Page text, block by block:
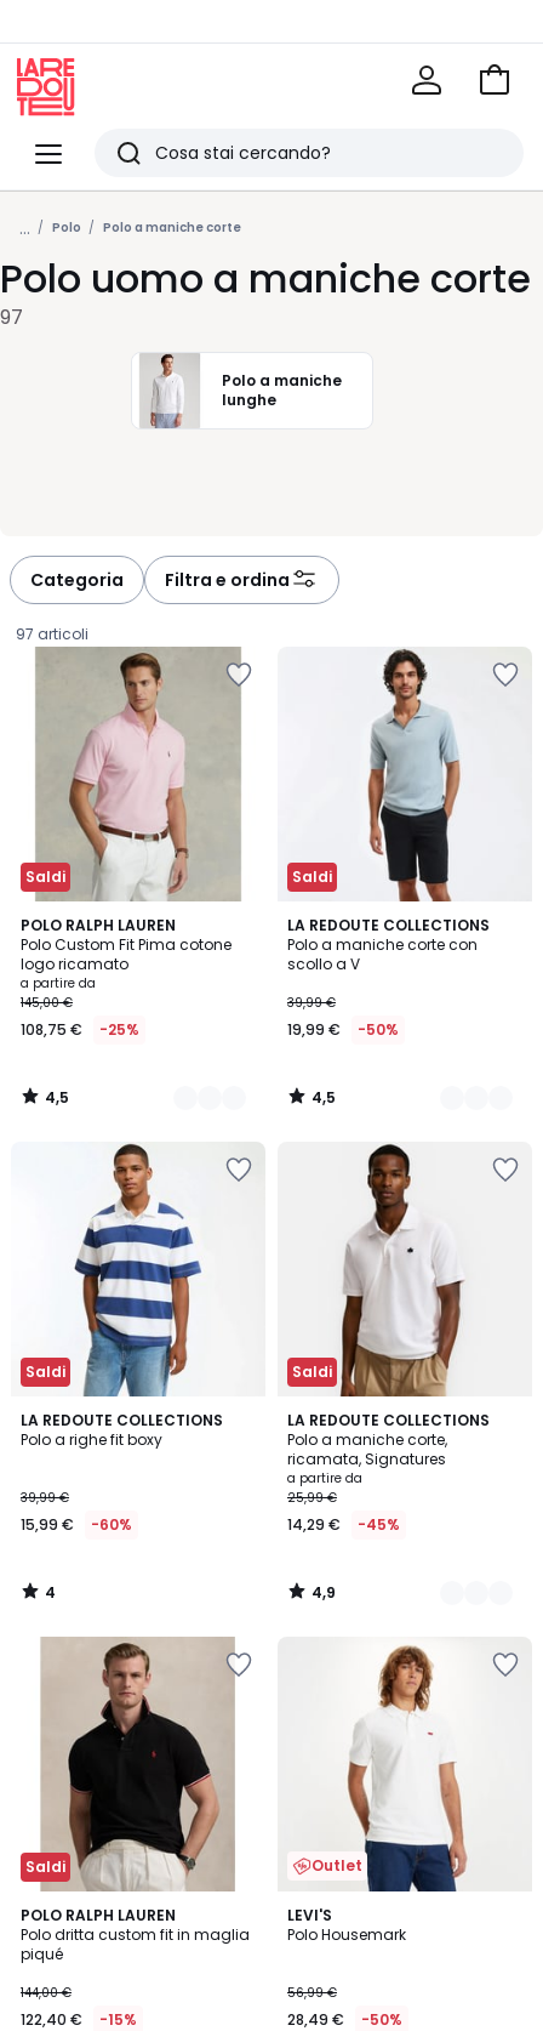
Menu
Redoute
Ricerca
Ultimi
articoli
visti
Vai
... Polo Polo a maniche corte
Polo uomo a maniche corte
97
Polo a maniche
lunghe
Categoria Filtra e ordina
97 articoli
Saldi
POLO RALPH LAUREN
Polo Custom Fit Pima cotone
logo ricamato
Prezzo
a
partire
108,75
€
sconto
applicato.
a partire da
145,00 €
108,75 € -25%
4,5
/ 5
2
Colori
4,5
/
Saldi
LA REDOUTE COLLECTIONS
Polo a maniche corte con
scollo a V
39,99 €
19,99 € -50%
4,5
/ 5
3
Colori
4,5
/
Saldi
LA REDOUTE COLLECTIONS
Polo a righe fit boxy
39,99 €
15,99 € -60%
4
/
4
/
Saldi
LA REDOUTE COLLECTIONS
Polo a maniche corte,
ricamata, Signatures
a partire da
25,99 €
14,29 € -45%
4,9
/ 5
3
Colori
4,9
/
Saldi
POLO RALPH LAUREN
Polo dritta custom fit in maglia
piqué
144,00 €
122,40 € -15%
4,7
/ 5
Outlet
LEVI'S
Polo Housemark
56,99 €
28,49 € -50%
4,8
/ 5
3
Colori